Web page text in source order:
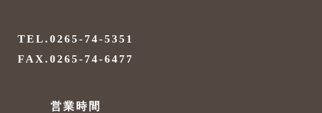
TEL.0265-74-5351
FAX.0265-74-6477
営業時間